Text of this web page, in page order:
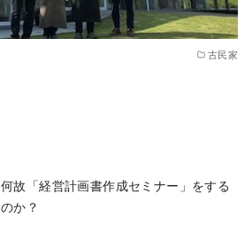
古民家
何故「経営計画書作成セミナー」をする
のか？